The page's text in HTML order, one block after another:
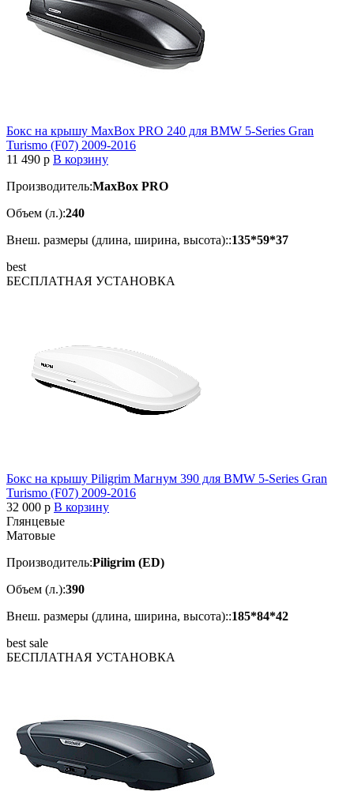
Бокс на крышу MaxBox PRO 240 для BMW 5-Series Gran
Turismo (F07) 2009-2016
11 490 p В корзину
Производитель:MaxBox PRO
Объем (л.):240
Внеш. размеры (длина, ширина, высота)::135*59*37
best
БЕСПЛАТНАЯ УСТАНОВКА
Бокс на крышу Piligrim Магнум 390 для BMW 5-Series Gran
Turismo (F07) 2009-2016
32 000 p В корзину
Глянцевые
Матовые
Производитель:Piligrim (ED)
Объем (л.):390
Внеш. размеры (длина, ширина, высота)::185*84*42
best sale
БЕСПЛАТНАЯ УСТАНОВКА